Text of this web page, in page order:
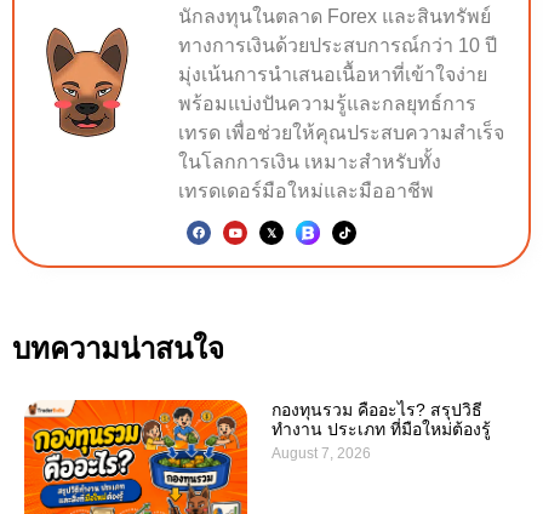
นักลงทุนในตลาด Forex และสินทรัพย์
ทางการเงินด้วยประสบการณ์กว่า 10 ปี
มุ่งเน้นการนำเสนอเนื้อหาที่เข้าใจง่าย
พร้อมแบ่งปันความรู้และกลยุทธ์การ
เทรด เพื่อช่วยให้คุณประสบความสำเร็จ
ในโลกการเงิน เหมาะสำหรับทั้ง
เทรดเดอร์มือใหม่และมืออาชีพ
บทความน่าสนใจ
กองทุนรวม คืออะไร? สรุปวิธี
ทำงาน ประเภท ที่มือใหม่ต้องรู้
August 7, 2026